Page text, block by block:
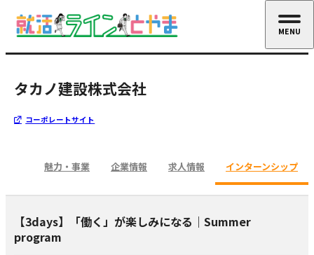
タカノ建設株式会社
コーポレートサイト
魅力・事業 企業情報 求人情報 インターンシップ
【3days】「働く」が楽しみになる｜Summer
program
MENU